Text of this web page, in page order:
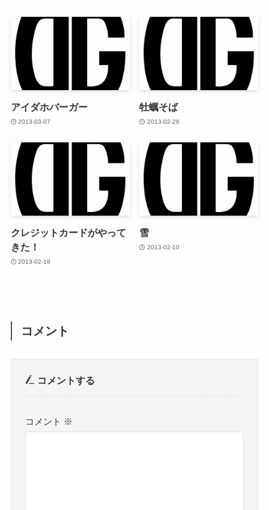
アイダホバーガー
2013-03-07
牡蠣そば
2013-02-26
クレジットカードがやって
きた！
2013-02-18
雪
2013-02-10
コメント
コメントする
コメント ※